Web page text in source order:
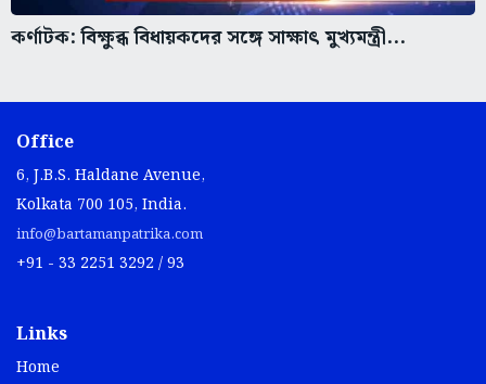
কর্ণাটক: বিক্ষুব্ধ বিধায়কদের সঙ্গে সাক্ষাৎ মুখ্যমন্ত্রী...
Office
6, J.B.S. Haldane Avenue,
Kolkata 700 105, India.
info@bartamanpatrika.com
+91 - 33 2251 3292 / 93
Links
Home